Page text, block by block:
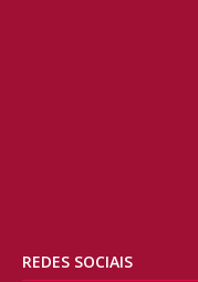
REDES SOCIAIS